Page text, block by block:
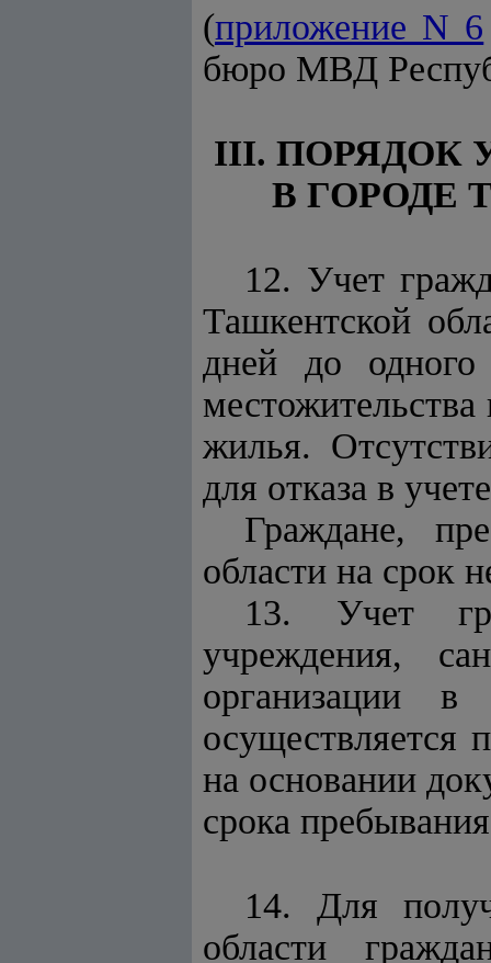
(приложение N 6
бюро МВД
III. ПОРЯДОК
В ГОРОДЕ
12. Учет
Ташкентской
дней до одного
жилья.
для отказа в
Граждане,
области на срок
13. Учет
учреждения,
организации
осуществляется
на основании
срока
14. Для
области